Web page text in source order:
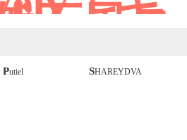
石風ス
Putiel SHAREYDVA